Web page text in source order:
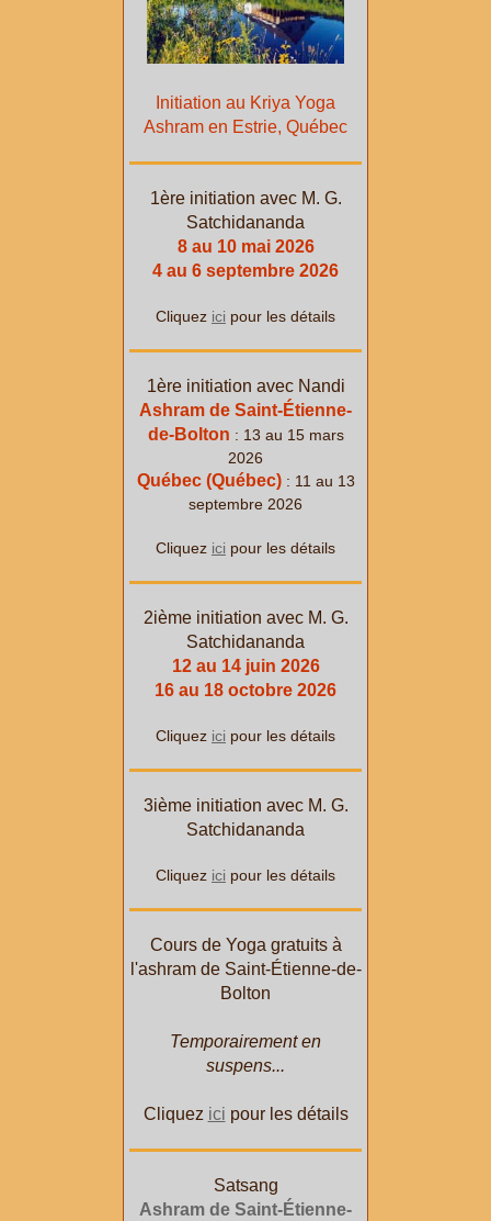
Initiation au Kriya Yoga
Ashram en Estrie, Québec
1ère initiation avec M. G.
Satchidananda
8 au 10 mai 2026
4 au 6 septembre 2026
Cliquez ici pour les détails
1ère initiation avec Nandi
Ashram de Saint-Étienne-
de-Bolton : 13 au 15 mars
2026
Québec (Québec): 11 au 13
septembre 2026
Cliquez ici pour les détails
2ième initiation avec M. G.
Satchidananda
12 au 14 juin 2026
16 au 18 octobre 2026
Cliquez ici pour les détails
3ième initiation avec M. G.
Satchidananda
Cliquez ici pour les détails
Cours de Yoga gratuits à
l'ashram de Saint-Étienne-de-
Bolton
Temporairement en
suspens...
Cliquez ici pour les détails
Satsang
Ashram de Saint-Étienne-